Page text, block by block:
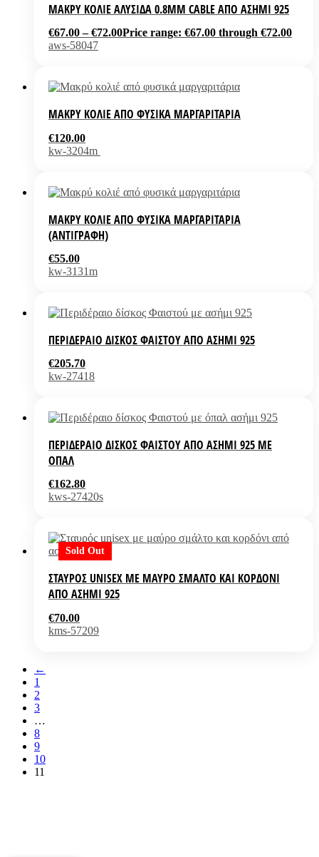
ΜΑΚΡΎ ΚΟΛΙΈ ΑΛΥΣΊΔΑ 0.8MM CABLE ΑΠΌ ΑΣΉΜΙ 925
€67.00 – €72.00Price range: €67.00 through €72.00
aws-58047
ΜΑΚΡΎ ΚΟΛΙΈ ΑΠΌ ΦΥΣΙΚΆ ΜΑΡΓΑΡΙΤΆΡΙΑ
€120.00
kw-3204m
ΜΑΚΡΎ ΚΟΛΙΈ ΑΠΌ ΦΥΣΙΚΆ ΜΑΡΓΑΡΙΤΆΡΙΑ
(ΑΝΤΙΓΡΑΦΉ)
€55.00
kw-3131m
ΠΕΡΙΔΈΡΑΙΟ ΔΊΣΚΟΣ ΦΑΙΣΤΟΎ ΑΠΌ ΑΣΉΜΙ 925
€205.70
kw-27418
ΠΕΡΙΔΈΡΑΙΟ ΔΊΣΚΟΣ ΦΑΙΣΤΟΎ ΑΠΌ ΑΣΉΜΙ 925 ΜΕ
ΌΠΑΛ
€162.80
kws-27420s
Sold Out
ΣΤΑΥΡΌΣ UNISEX ΜΕ ΜΑΎΡΟ ΣΜΆΛΤΟ ΚΑΙ ΚΟΡΔΌΝΙ
ΑΠΌ ΑΣΉΜΙ 925
€70.00
kms-57209
←
1
2
3
…
8
9
10
11